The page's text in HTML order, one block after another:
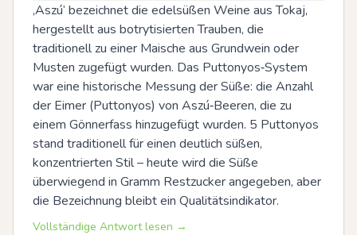
‚Aszú‘ bezeichnet die edelsüßen Weine aus Tokaj,
hergestellt aus botrytisierten Trauben, die
traditionell zu einer Maische aus Grundwein oder
Musten zugefügt wurden. Das Puttonyos‑System
war eine historische Messung der Süße: die Anzahl
der Eimer (Puttonyos) von Aszú‑Beeren, die zu
einem Gönnerfass hinzugefügt wurden. 5 Puttonyos
stand traditionell für einen deutlich süßen,
konzentrierten Stil – heute wird die Süße
überwiegend in Gramm Restzucker angegeben, aber
die Bezeichnung bleibt ein Qualitätsindikator.
Vollständige Antwort lesen →